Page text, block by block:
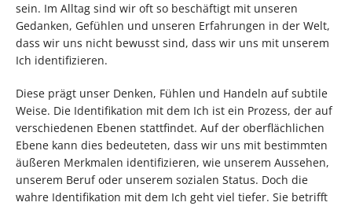
sein. Im Alltag sind wir oft so beschäftigt mit unseren
Gedanken, Gefühlen und unseren Erfahrungen in der Welt,
dass wir uns nicht bewusst sind, dass wir uns mit unserem
Ich identifizieren.
Diese prägt unser Denken, Fühlen und Handeln auf subtile
Weise. Die Identifikation mit dem Ich ist ein Prozess, der auf
verschiedenen Ebenen stattfindet. Auf der oberflächlichen
Ebene kann dies bedeuteten, dass wir uns mit bestimmten
äußeren Merkmalen identifizieren, wie unserem Aussehen,
unserem Beruf oder unserem sozialen Status. Doch die
wahre Identifikation mit dem Ich geht viel tiefer. Sie betrifft